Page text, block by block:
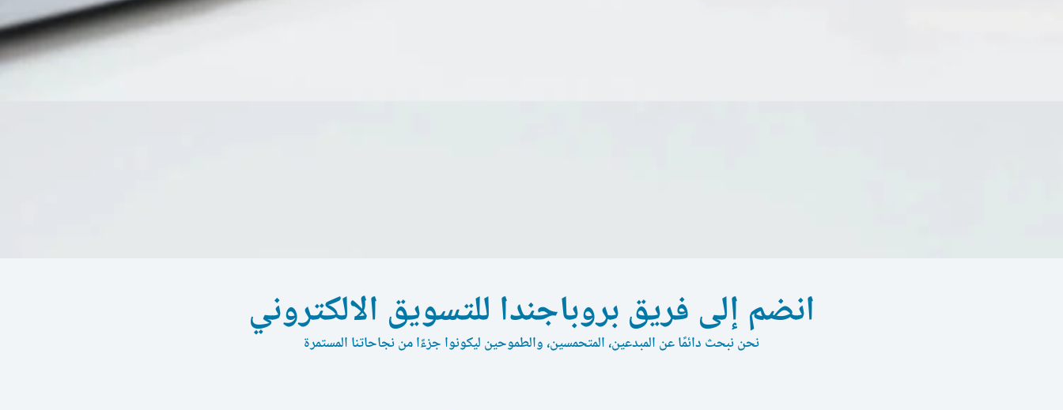
انضم إلى فريق بروباجندا للتسويق الالكتروني
نحن نبحث دائمًا عن المبدعين، المتحمسين، والطموحين ليكونوا جزءًا من نجاحاتنا المستمرة